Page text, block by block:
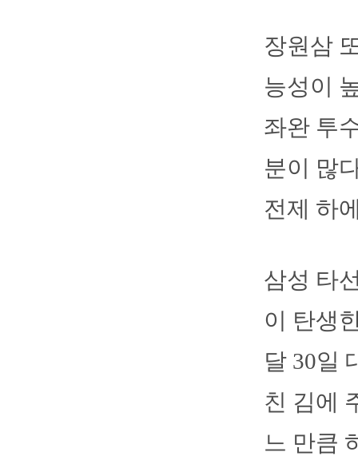
장원삼
능성이
좌완 투
분이 많
전제 하
삼성 타
이 탄생
달 30일
친 김에
느 만큼